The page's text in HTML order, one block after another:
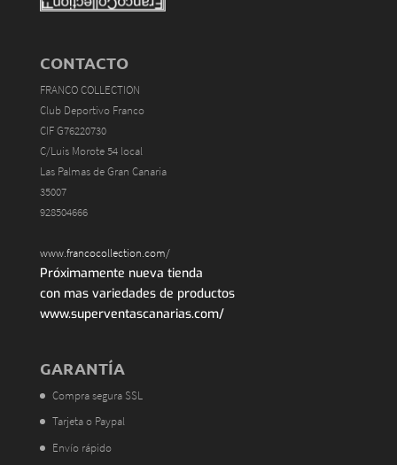
CONTACTO
FRANCO COLLECTION
Club Deportivo Franco
CIF G76220730
C/Luis Morote 54 local
Las Palmas de Gran Canaria
35007
928504666
www.francocollection.com/
Próximamente nueva tienda
con mas variedades de productos
www.superventascanarias.com/
GARANTÍA
Compra segura SSL
Tarjeta o Paypal
Envío rápido